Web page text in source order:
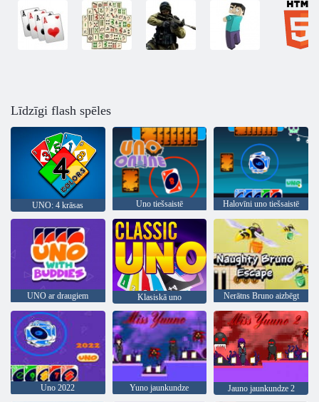
Līdzīgi flash spēles
UNO: 4 krāsas Uno tiešsaistē Halovīni uno tiešsaistē
UNO ar draugiem Klasiskā uno Nerātns Bruno aizbēgt
Uno 2022 Yuno jaunkundze Jauno jaunkundze 2